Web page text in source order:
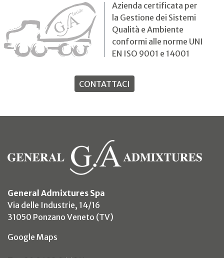
Azienda certificata per
la Gestione dei Sistemi
Qualità e Ambiente
conformi alle norme UNI
EN ISO 9001 e 14001
CONTATTACI
General Admixtures Spa
Via delle Industrie, 14/16
31050 Ponzano Veneto (TV)
Google Maps